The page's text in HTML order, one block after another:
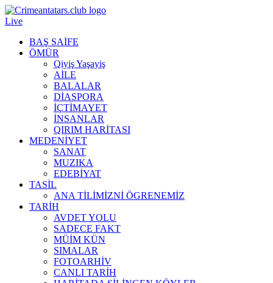
Live
BAŞ SAİFE
ÖMÜR
Qiyiş Yaşayiş
AİLE
BALALAR
DİASPORA
İÇTİMAYET
İNSANLAR
QIRIM HARİTASI
MEDENİYET
SANAT
MUZIKA
EDEBİYAT
TASİL
ANA TİLİMİZNİ ÖGRENEMİZ
TARİH
AVDET YOLU
SADECE FAKT
MÜİM KÜN
SIMАLAR
FOTOARHİV
CANLI TARİH